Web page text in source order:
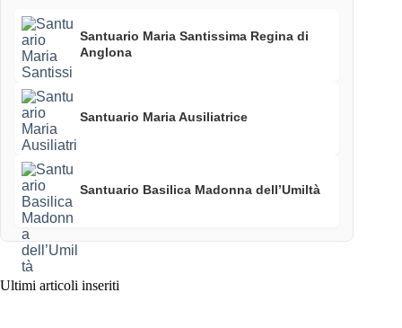
Santuario Maria Santissima Regina di
Anglona
Santuario Maria Ausiliatrice
Santuario Basilica Madonna dell’Umiltà
Ultimi articoli inseriti